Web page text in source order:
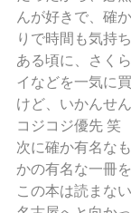
んが好きで、確
りで時間も気持
ある頃に、さく
イなどを一気に
けど、いかんせ
コジコジ優先 笑
次に確か有名な
かの有名な一冊
この本は読まな